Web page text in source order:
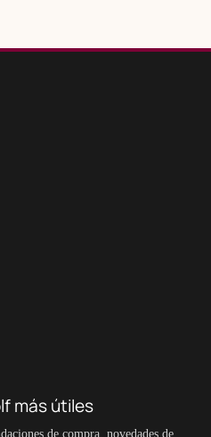
más útiles
de compra, novedades de